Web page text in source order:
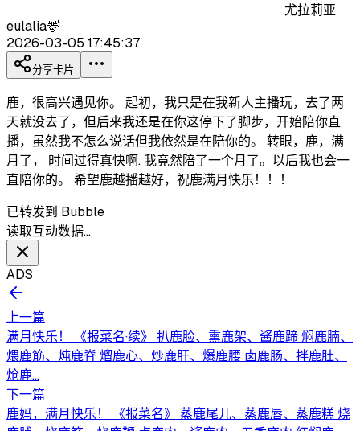
尤拉莉亚
eulalia🦌
2026-03-05 17:45:37
分享卡片
鹿，很高兴遇见你。 起初，我只是在我新人主播玩，去了两
天就没去了，但后来我还是在你这停下了脚步，开始陪你直
播，虽然我不怎么说话但我依然是在陪你的。 转眼，鹿，满
月了， 时间过得真快啊. 我竟然陪了一个月了。以后我也会一
直陪你的。 希望鹿越播越好，祝鹿满月快乐！！！
已转发到 Bubble
读取互动数据…
ADS
上一篇
满月快乐！ 《报菜名·续》 扒鹿脸、熏鹿架、酱鹿蹄 焖鹿腩、
煨鹿筋、炖鹿脊 熘鹿心、炒鹿肝、爆鹿腰 卤鹿肠、拌鹿肚、
炝鹿...
下一篇
鹿妈，满月快乐！ 《报菜名》 蒸鹿尾儿、蒸鹿唇、蒸鹿糕 烧